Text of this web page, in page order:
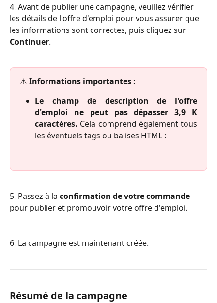
4. Avant de publier une campagne, veuillez vérifier
les détails de l'offre d'emploi pour vous assurer que
les informations sont correctes, puis cliquez sur
Continuer.
⚠️ Informations importantes :
Le champ de description de l'offre
d'emploi ne peut pas dépasser 3,9 K
caractères. Cela comprend également tous
les éventuels tags ou balises HTML :
5. Passez à la confirmation de votre commande
pour publier et promouvoir votre offre d'emploi.
6. La campagne est maintenant créée.
Résumé de la campagne